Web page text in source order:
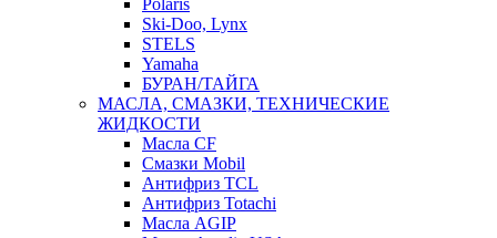
Ski-Doo, Lynx
STELS
Yamaha
БУРАН/ТАЙГА
МАСЛА, СМАЗКИ, ТЕХНИЧЕСКИЕ
ЖИДКОСТИ
Масла CF
Смазки Mobil
Антифриз TCL
Антифриз Totachi
Масла AGIP